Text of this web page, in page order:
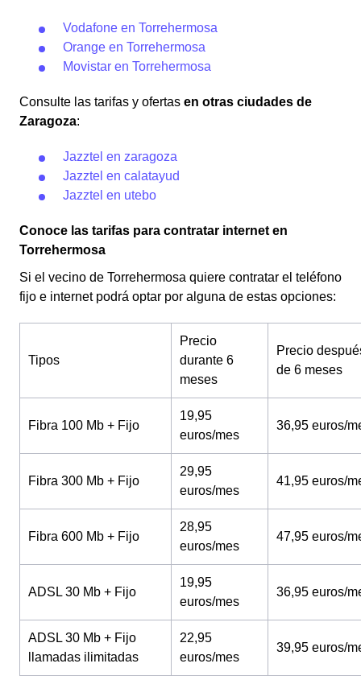
Vodafone en Torrehermosa
Orange en Torrehermosa
Movistar en Torrehermosa
Consulte las tarifas y ofertas en otras ciudades de
Zaragoza:
Jazztel en zaragoza
Jazztel en calatayud
Jazztel en utebo
Conoce las tarifas para contratar internet en
Torrehermosa
Si el vecino de Torrehermosa quiere contratar el teléfono
fijo e internet podrá optar por alguna de estas opciones:
Tipos
Precio
durante 6
meses
Precio
de 6 meses
Fibra 100 Mb + Fijo
19,95
euros/mes
36,95 euros/
Fibra 300 Mb + Fijo
29,95
euros/mes
41,95 euros/
Fibra 600 Mb + Fijo
28,95
euros/mes
47,95 euros/
ADSL 30 Mb + Fijo
19,95
euros/mes
36,95 euros/
ADSL 30 Mb + Fijo
llamadas ilimitadas
22,95
euros/mes
39,95 euros/